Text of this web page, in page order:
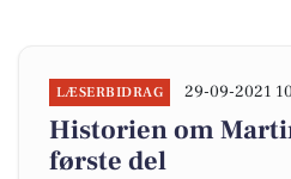
LÆSERBIDRAG 29-09-2021
Historien om
første del